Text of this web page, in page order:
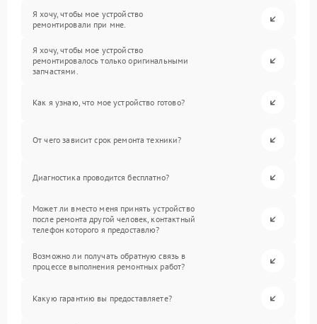
Я хочу, чтобы мое устройство
ремонтировали при мне.
Я хочу, чтобы мое устройство
ремонтировалось только оригинальными
запчастями.
Как я узнаю, что мое устройство готово?
От чего зависит срок ремонта техники?
Диагностика проводится бесплатно?
Может ли вместо меня принять устройство
после ремонта другой человек, контактный
телефон которого я предоставлю?
Возможно ли получать обратную связь в
процессе выполнения ремонтных работ?
Какую гарантию вы предоставляете?